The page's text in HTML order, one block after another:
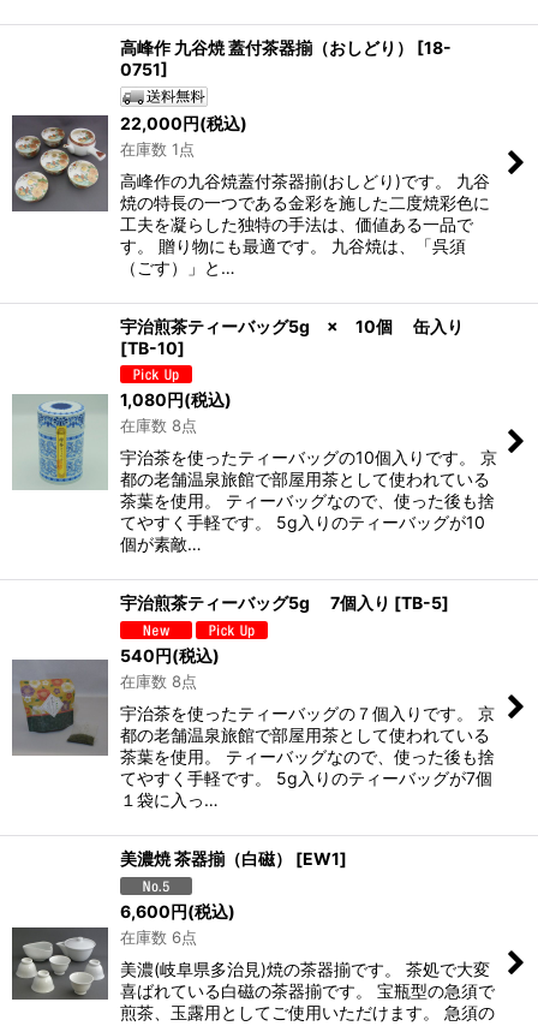
高峰作 九谷焼 蓋付茶器揃（おしどり） [18-
0751]
22,000円(税込)
在庫数 1点
高峰作の九谷焼蓋付茶器揃(おしどり)です。 九谷
焼の特長の一つである金彩を施した二度焼彩色に
工夫を凝らした独特の手法は、価値ある一品で
す。 贈り物にも最適です。 九谷焼は、「呉須
（ごす）」と…
宇治煎茶ティーバッグ5g × 10個 缶入り
[TB-10]
1,080円(税込)
在庫数 8点
宇治茶を使ったティーバッグの10個入りです。 京
都の老舗温泉旅館で部屋用茶として使われている
茶葉を使用。 ティーバッグなので、使った後も捨
てやすく手軽です。 5g入りのティーバッグが10
個が素敵…
宇治煎茶ティーバッグ5g 7個入り [TB-5]
540円(税込)
在庫数 8点
宇治茶を使ったティーバッグの７個入りです。 京
都の老舗温泉旅館で部屋用茶として使われている
茶葉を使用。 ティーバッグなので、使った後も捨
てやすく手軽です。 5g入りのティーバッグが7個
１袋に入っ…
美濃焼 茶器揃（白磁） [EW1]
6,600円(税込)
在庫数 6点
美濃(岐阜県多治見)焼の茶器揃です。 茶処で大変
喜ばれている白磁の茶器揃です。 宝瓶型の急須で
煎茶、玉露用としてご使用いただけます。 急須の